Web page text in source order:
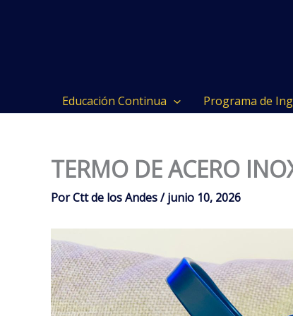
Educación Continua Programa de
TERMO DE ACERO
PorCtt de los Andes/junio 10, 2026